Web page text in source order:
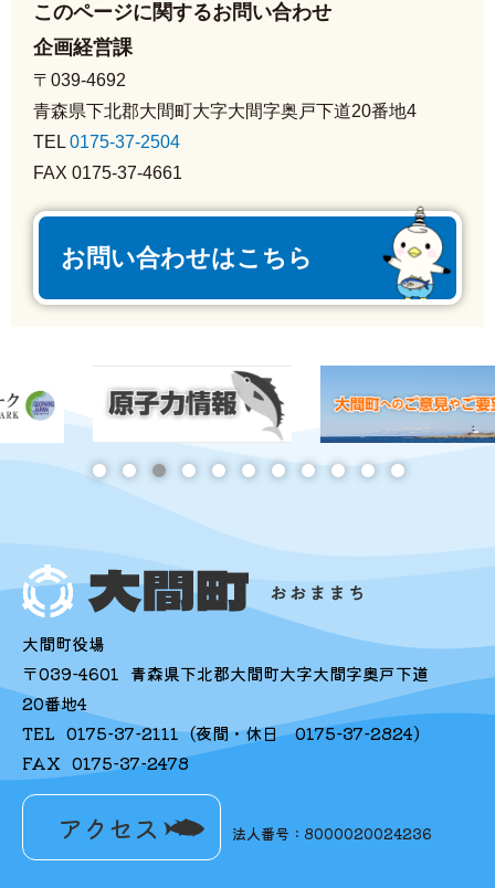
このページに関するお問い合わせ
企画経営課
〒039-4692
青森県下北郡大間町大字大間字奥戸下道20番地4
TEL 0175-37-2504
FAX 0175-37-4661
お問い合わせはこちら
大間町役場
〒039-4601 青森県下北郡大間町大字大間字奥戸下道
20番地4
TEL 0175-37-2111 (夜間・休日0175-37-2824)
FAX 0175-37-2478
アクセス 法人番号：8000020024236